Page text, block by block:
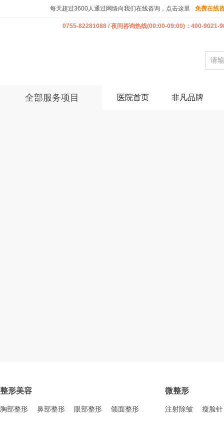
每天超过3600人通过网络向我们在线咨询，点击这里 免费在线
0755-82281088 / 夜间咨询热线(00:00-09:00)：400-9021-
全部服务项目 医院首页 非凡品牌
整形美容
胸部整形 鼻部整形 眼部整形 颌面整形
微整形
注射除皱 瘦脸针